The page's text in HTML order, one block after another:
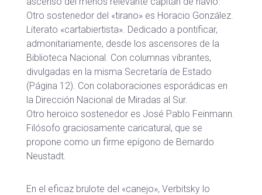
Otro sostenedor del «tirano» es Horacio González.
Literato «cartabiertista». Dedicado a pontificar,
admonitariamente, desde los ascensores de la
Biblioteca Nacional. Con columnas vibrantes,
divulgadas en la misma Secretaría de Estado
(Página 12). Con colaboraciones esporádicas en
la Dirección Nacional de Miradas al Sur.
Otro heroico sostenedor es José Pablo Feinmann.
Filósofo graciosamente caricatural, que se
propone como un firme epígono de Bernardo
Neustadt.
En el eficaz brulote del «canejo», Verbitsky lo